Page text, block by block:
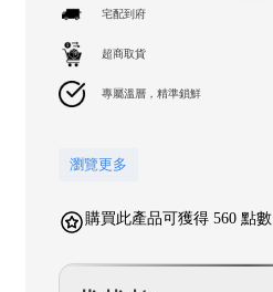
宅配到府
超商取貨
專屬溫層，精準鎖鮮
瀏覽更多
購買此產品可獲得 560 點數